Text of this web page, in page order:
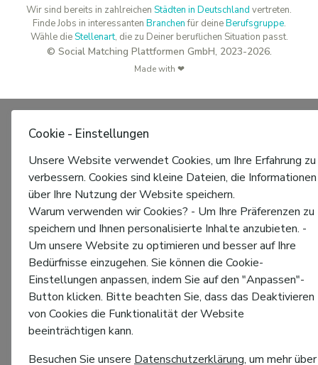
Wir sind bereits in zahlreichen Städten in Deutschland vertreten.
Finde Jobs in interessanten Branchenfür deineBerufsgruppe.
Wähle dieStellenart, die zu Deiner beruflichen Situation passt.
© Social Matching Plattformen GmbH, 2023-2026.
Made with ❤
Cookie - Einstellungen
Unsere Website verwendet Cookies, um Ihre Erfahrung zu
verbessern. Cookies sind kleine Dateien, die Informationen
über Ihre Nutzung der Website speichern.
Warum verwenden wir Cookies? - Um Ihre Präferenzen zu
speichern und Ihnen personalisierte Inhalte anzubieten. -
Um unsere Website zu optimieren und besser auf Ihre
Bedürfnisse einzugehen. Sie können die Cookie-
Einstellungen anpassen, indem Sie auf den "Anpassen"-
Button klicken. Bitte beachten Sie, dass das Deaktivieren
von Cookies die Funktionalität der Website
beeinträchtigen kann.
Besuchen Sie unsere Datenschutzerklärung, um mehr über